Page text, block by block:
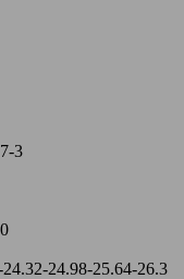
3
24.98-25.64-26.3